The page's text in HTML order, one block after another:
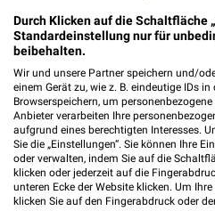
36,3 km
Junges Wohnen
Noch heute gültig
XXXLutz
Durch Klicken auf die Schaltfläche
Standardeinstellung nur für
beibehalten.
Wir und unsere Partner speichern und/
einem Gerät zu, wie z. B. eindeutige IDs
Browserspeichern, um
Anbieter verarbeiten Ihre
aufgrund eines berechtigten Interesses.
Sie die „Einstellungen“. Sie können Ihre
oder verwalten, indem Sie auf die
klicken oder jederzeit auf die
unteren Ecke der Website klicken. Um
klicken Sie auf den Fingerabdruck oder